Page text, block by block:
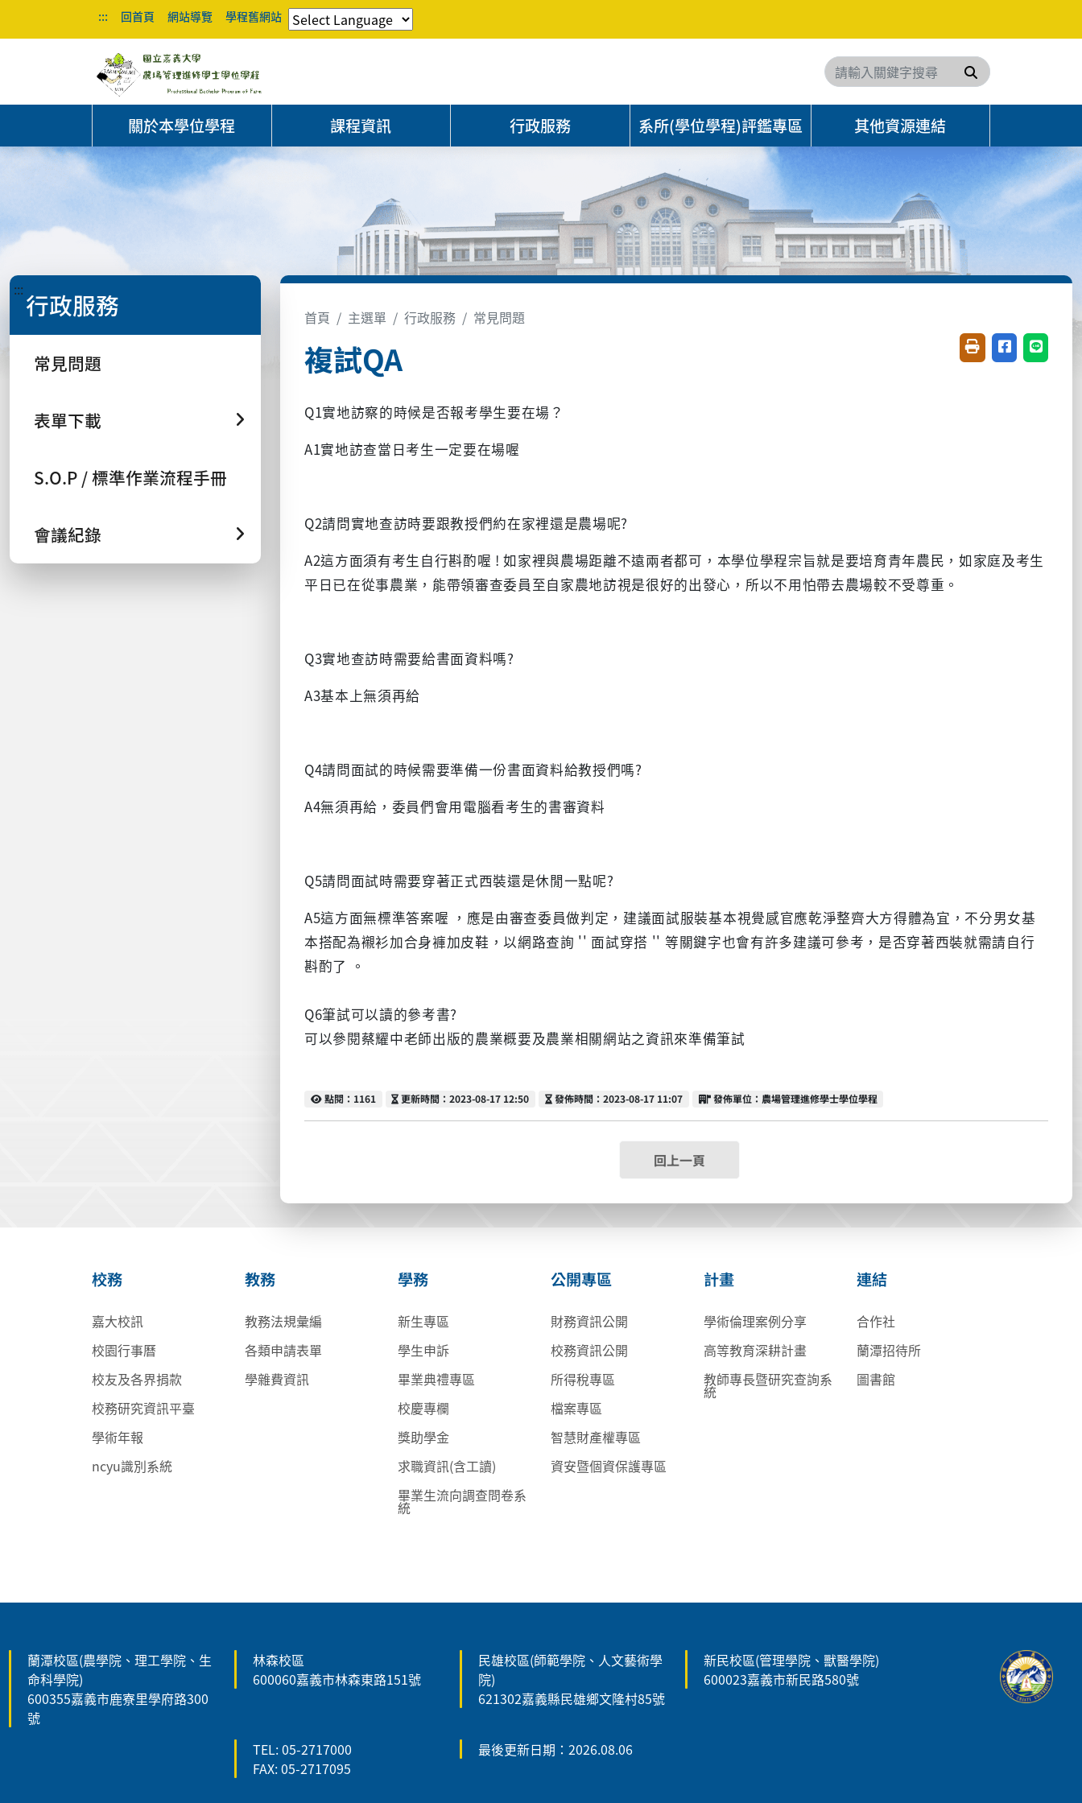
::: 回首頁 網站導覽 學程舊網站
搜尋
關於本學位學程 課程資訊 行政服務 系所(學位學程)評鑑專區 其他資源連結
::: 行政服務
常見問題
表單下載
S.O.P / 標準作業流程手冊
會議紀錄
首頁 主選單 行政服務 常見問題
複試QA 友善列印(開新視窗)
分享至臉書(
分享至
Q1實地訪察的時候是否報考學生要在場？
A1實地訪查當日考生一定要在場喔
Q2請問實地查訪時要跟教授們約在家裡還是農場呢?
A2這方面須有考生自行斟酌喔 ! 如家裡與農場距離不遠兩者都可，本學位學程宗旨就是要培育青年農民，如家庭及考生
平日已在從事農業，能帶領審查委員至自家農地訪視是很好的出發心，所以不用怕帶去農場較不受尊重。
Q3實地查訪時需要給書面資料嗎?
A3基本上無須再給
Q4請問面試的時候需要準備一份書面資料給教授們嗎?
A4無須再給，委員們會用電腦看考生的書審資料
Q5請問面試時需要穿著正式西裝還是休閒一點呢?
A5這方面無標準答案喔 ，應是由審查委員做判定，建議面試服裝基本視覺感官應乾淨整齊大方得體為宜，不分男女基
本搭配為襯衫加合身褲加皮鞋，以網路查詢 '' 面試穿搭 '' 等關鍵字也會有許多建議可參考，是否穿著西裝就需請自行
斟酌了 。
Q6筆試可以讀的參考書?
可以參閱蔡耀中老師出版的農業概要及農業相關網站之資訊來準備筆試
點閱
點閱：1161 更新時間
更新時間：2023-08-17 12:50 發佈時間
發佈時間：2023-08-17 11:07 發佈單位
發佈單位：農場管理進修學士學位學程
回上一頁
校務
嘉大校訊
校園行事曆
校友及各界捐款
校務研究資訊平臺
學術年報
ncyu識別系統
教務
教務法規彙編
各類申請表單
學雜費資訊
學務
新生專區
學生申訴
畢業典禮專區
校慶專欄
獎助學金
求職資訊(含工讀)
畢業生流向調查問卷系
統
公開專區
財務資訊公開
校務資訊公開
所得稅專區
檔案專區
智慧財產權專區
資安暨個資保護專區
計畫
學術倫理案例分享
高等教育深耕計畫
教師專長暨研究查詢系
統
連結
合作社
蘭潭招待所
圖書館
蘭潭校區(農學院、理工學院、生
命科學院)
600355嘉義市鹿寮里學府路300
號
林森校區
600060嘉義市林森東路151號
民雄校區(師範學院、人文藝術學
院)
621302嘉義縣民雄鄉文隆村85號
新民校區(管理學院、獸醫學院)
600023嘉義市新民路580號
TEL: 05-2717000
FAX: 05-2717095
最後更新日期：2026.08.06